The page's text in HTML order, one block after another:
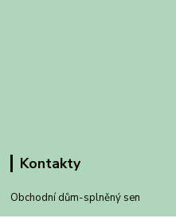
Kontakty
Obchodní dům-splněný sen